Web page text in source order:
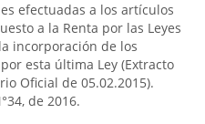
efectuadas a los artículos
a la Renta por las Leyes
incorporación de los
esta última Ley (Extracto
Oficial de 05.02.2015).
de 2016.